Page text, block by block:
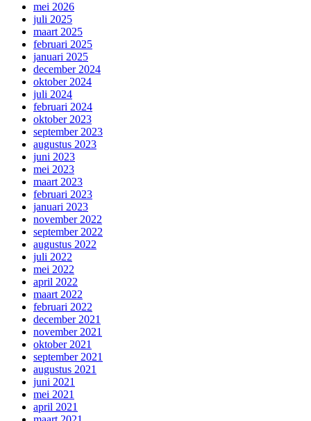
mei 2026
juli 2025
maart 2025
februari 2025
januari 2025
december 2024
oktober 2024
juli 2024
februari 2024
oktober 2023
september 2023
augustus 2023
juni 2023
mei 2023
maart 2023
februari 2023
januari 2023
november 2022
september 2022
augustus 2022
juli 2022
mei 2022
april 2022
maart 2022
februari 2022
december 2021
november 2021
oktober 2021
september 2021
augustus 2021
juni 2021
mei 2021
april 2021